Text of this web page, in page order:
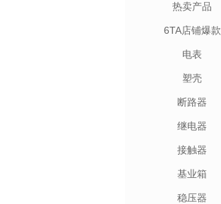
热卖产品
6TA店铺爆款
电表
塑壳
断路器
继电器
接触器
基业箱
稳压器